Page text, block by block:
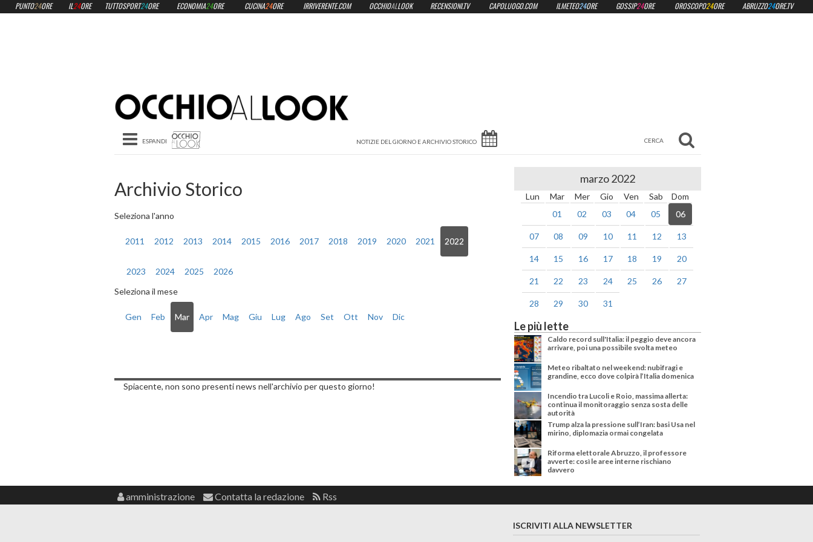
Toggle navigation
Archivio Storico
Seleziona l'anno
2011 2012 2013 2014 2015 2016 2017 2018 2019 2020 2021 2022
2023 2024 2025
2026
Seleziona il mese
Gen Feb Mar Apr Mag Giu Lug Ago Set Ott Nov Dic
Spiacente, non sono presenti news nell'archivio per questo giorno!
marzo 2022
Lun Mar Mer Gio Ven Sab
Dom
01
02 03 04 05 06
07 08 09 10 11 12 13
14 15 16 17 18 19 20
21 22 23 24 25 26 27
28 29 30 31
Le più lette
Caldo record sull'Italia: il peggio deve ancora
arrivare, poi una possibile svolta meteo
Meteo ribaltato nel weekend: nubifragi e
grandine, ecco dove colpirà l’Italia domenica
Incendio tra Lucoli e Roio, massima allerta:
continua il monitoraggio senza sosta delle
autorità
Trump alza la pressione sull’Iran: basi Usa nel
mirino, diplomazia ormai congelata
Riforma elettorale Abruzzo, il professore
avverte: così le aree interne rischiano
davvero
PUNTO24ORE IL24ORE TUTTOSPORT24ORE ECONOMIA24ORE CUCINA24ORE IRRIVERENTE.COM OCCHIOALLOOK RECENSIONI.TV CAPOLUOGO.COM ILMETEO24ORE GOSSIP24ORE OROSCOPO24ORE ABRUZZO24ORE.TV
amministrazione Contatta la redazione Rss
ISCRIVITI ALLA NEWSLETTER